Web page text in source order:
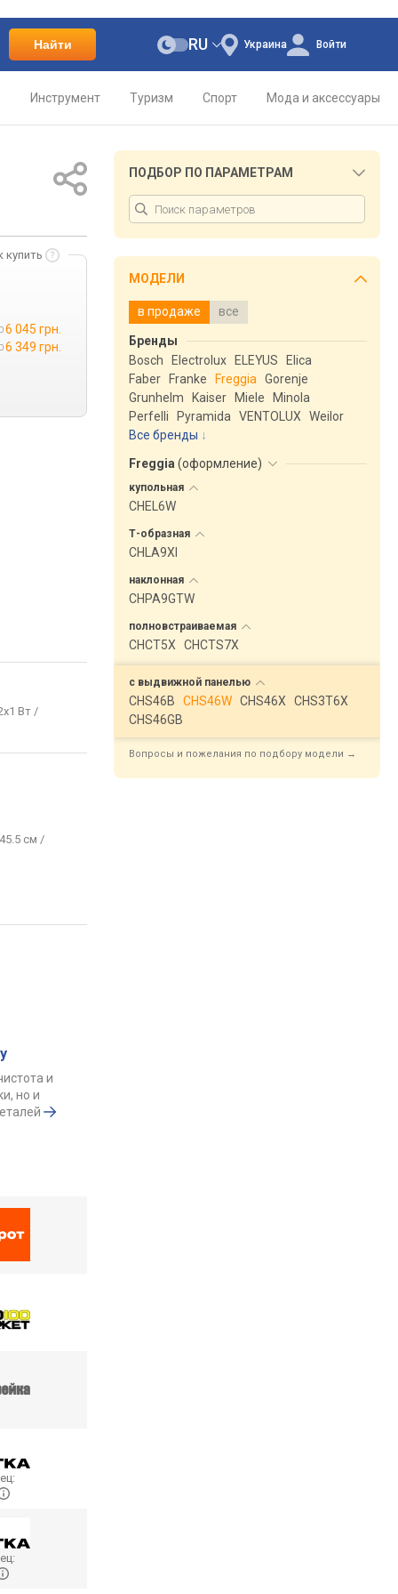
Найти Украина
RU Войти
Инструмент Туризм Спорт Мода и аксессуары
купить
6 045 грн.
6 349 грн.
Вт /
см /
и
но и
ПОДБОР ПО ПАРАМЕТРАМ
МОДЕЛИ
в продаже все
Бренды
Bosch
Electrolux ELEYUS
Elica
Faber
Franke Freggia
Gorenje
Grunhelm
Kaiser Miele
Minola
Perfelli
Pyramida VENTOLUX
Weilor
Все бренды
Freggia (оформление)
купольная
CHEL6W
Т-образная
CHLA9XI
наклонная
CHPA9GTW
полновстраиваемая
CHCT5X CHCTS7X
с выдвижной панелью
CHS46B CHS46W CHS46X
CHS3T6X
CHS46GB
Вопросы и пожелания по подбору модели →